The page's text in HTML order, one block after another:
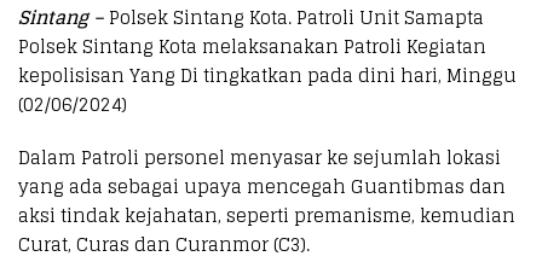
Sintang –Polsek Sintang Kota. Patroli Unit Samapta
Polsek Sintang Kota melaksanakan Patroli Kegiatan
kepolisisan Yang Di tingkatkan pada dini hari, Minggu
(02/06/2024)
Dalam Patroli personel menyasar ke sejumlah lokasi
yang ada sebagai upaya mencegah Guantibmas dan
aksi tindak kejahatan, seperti premanisme, kemudian
Curat, Curas dan Curanmor (C3).